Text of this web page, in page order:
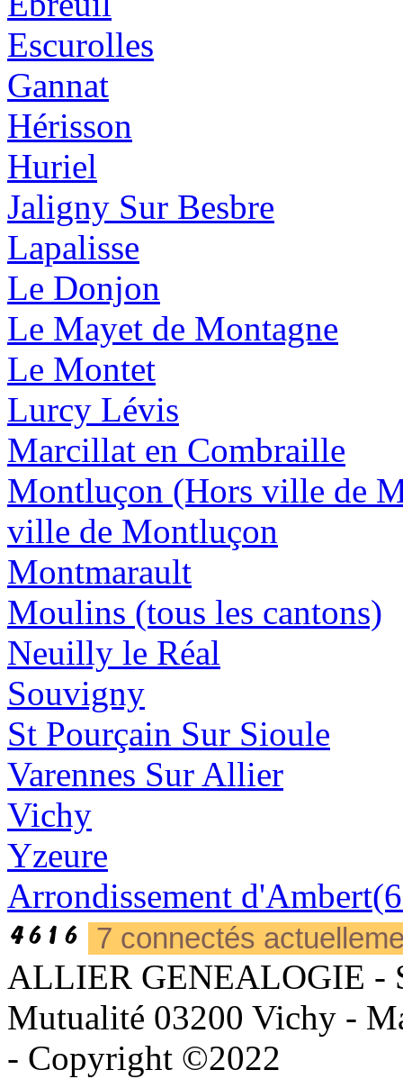
Escurolles
Gannat
Hérisson
Huriel
Jaligny Sur Besbre
Lapalisse
Le Donjon
Le Mayet de Montagne
Le Montet
Lurcy Lévis
Marcillat en Combraille
Montluçon (Hors ville de
ville de Montluçon
Montmarault
Moulins (tous les cantons)
Neuilly le Réal
Souvigny
St Pourçain Sur Sioule
Varennes Sur Allier
Vichy
Yzeure
Arrondissement
7 connectés
ALLIER GENEALOGIE -
Mutualité 03200 Vichy -
- Copyright ©2022